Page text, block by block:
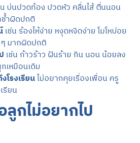
น บ่นปวดท้อง ปวดหัว คลื่นไส้ ตื่นนอน
ำผิดปกติ
เช่น ร้องไห้ง่าย หงุดหงิดง่าย โมโหบ่อย
ๆ มากผิดปกติ
เช่น ก้าวร้าว ฝันร้าย กิน นอน น้อยลง
เหมือนเดิม
โรงเรียนไม่อยากคุยเรื่องเพื่อน ครู
รียน
กไม่อยากไป